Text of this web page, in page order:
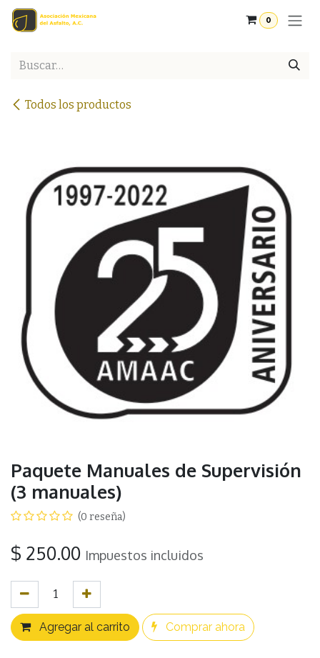
Ir al contenido
0
Todos los productos
Paquete Manuales de Supervisión
(3 manuales)
(0 reseña)
$ 250.00 Impuestos incluidos
Agregar al carrito Comprar ahora